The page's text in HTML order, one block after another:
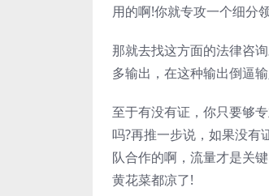
用的啊!你就专攻一个细分
那就去找这方面的法律咨
多输出，在这种输出倒逼
至于有没有证，你只要够
吗?再推一步说，如果没有
队合作的啊，流量才是关
黄花菜都凉了!